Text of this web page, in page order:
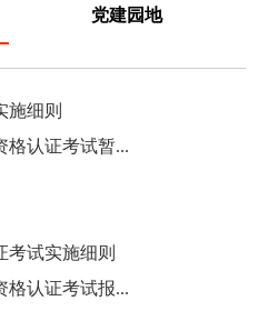
党建园地
施细则
格认证考试暂...
考试实施细则
格认证考试报...